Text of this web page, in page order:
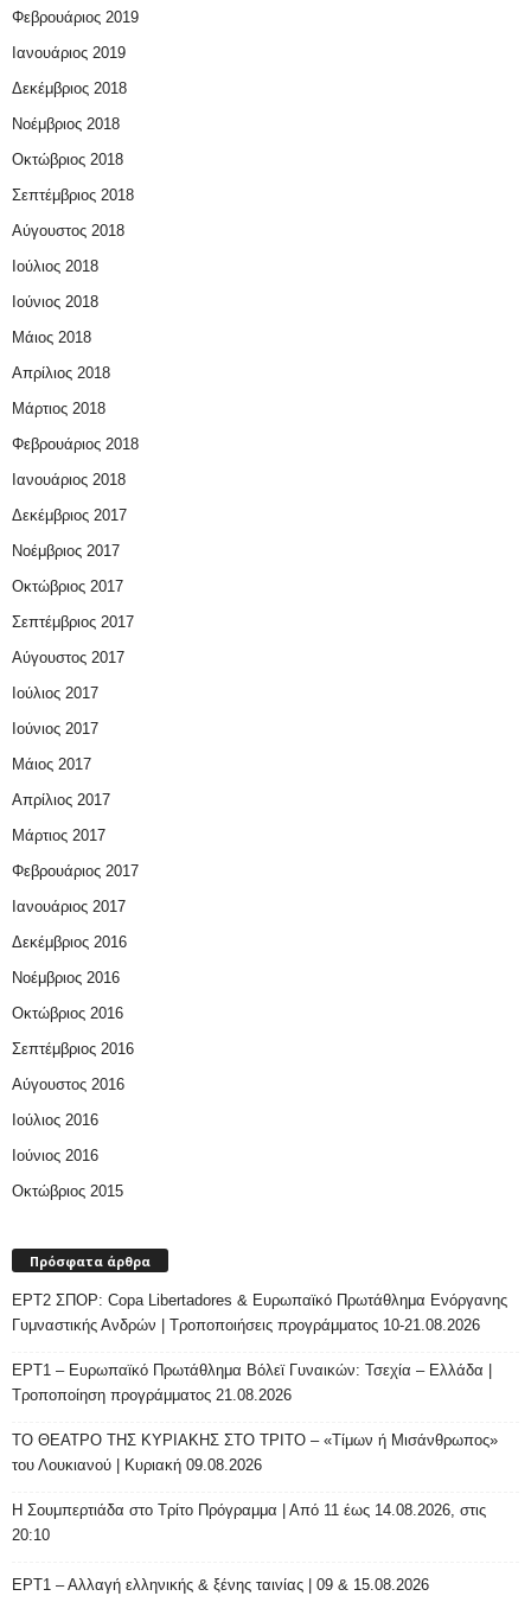
Φεβρουάριος 2019
Ιανουάριος 2019
Δεκέμβριος 2018
Νοέμβριος 2018
Οκτώβριος 2018
Σεπτέμβριος 2018
Αύγουστος 2018
Ιούλιος 2018
Ιούνιος 2018
Μάιος 2018
Απρίλιος 2018
Μάρτιος 2018
Φεβρουάριος 2018
Ιανουάριος 2018
Δεκέμβριος 2017
Νοέμβριος 2017
Οκτώβριος 2017
Σεπτέμβριος 2017
Αύγουστος 2017
Ιούλιος 2017
Ιούνιος 2017
Μάιος 2017
Απρίλιος 2017
Μάρτιος 2017
Φεβρουάριος 2017
Ιανουάριος 2017
Δεκέμβριος 2016
Νοέμβριος 2016
Οκτώβριος 2016
Σεπτέμβριος 2016
Αύγουστος 2016
Ιούλιος 2016
Ιούνιος 2016
Οκτώβριος 2015
Πρόσφατα άρθρα
ΕΡΤ2 ΣΠΟΡ: Copa Libertadores & Ευρωπαϊκό Πρωτάθλημα Ενόργανης
Γυμναστικής Ανδρών | Τροποποιήσεις προγράμματος 10-21.08.2026
ΕΡΤ1 – Ευρωπαϊκό Πρωτάθλημα Βόλεϊ Γυναικών: Τσεχία – Ελλάδα |
Τροποποίηση προγράμματος 21.08.2026
ΤΟ ΘΕΑΤΡΟ ΤΗΣ ΚΥΡΙΑΚΗΣ ΣΤΟ ΤΡΙΤΟ – «Τίμων ή Μισάνθρωπος»
του Λουκιανού | Κυριακή 09.08.2026
H Σουμπερτιάδα στο Τρίτο Πρόγραμμα | Από 11 έως 14.08.2026, στις
20:10
ΕΡΤ1 – Αλλαγή ελληνικής & ξένης ταινίας | 09 & 15.08.2026